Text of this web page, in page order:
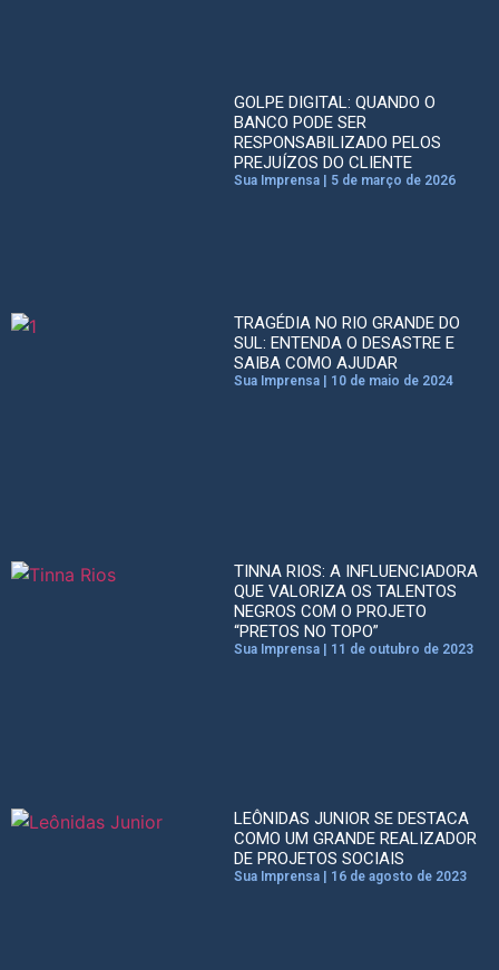
GOLPE DIGITAL: QUANDO O
BANCO PODE SER
RESPONSABILIZADO PELOS
PREJUÍZOS DO CLIENTE
Sua Imprensa 5 de março de 2026
TRAGÉDIA NO RIO GRANDE DO
SUL: ENTENDA O DESASTRE E
SAIBA COMO AJUDAR
Sua Imprensa 10 de maio de 2024
TINNA RIOS: A INFLUENCIADORA
QUE VALORIZA OS TALENTOS
NEGROS COM O PROJETO
“PRETOS NO TOPO”
Sua Imprensa 11 de outubro de 2023
LEÔNIDAS JUNIOR SE DESTACA
COMO UM GRANDE REALIZADOR
DE PROJETOS SOCIAIS
Sua Imprensa 16 de agosto de 2023